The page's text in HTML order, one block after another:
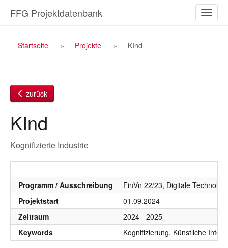
Inhalt
ein-/
FFG Projektdatenbank
Breadcrumb
Startseite Projekte KInd
zurück
KInd
Kognifizierte Industrie
Programm / Ausschreibung
FinVn 22/23, Digitale
Projektstart
01.09.2024
Zeitraum
2024 - 2025
Keywords
Kognifizierung, Künstliche